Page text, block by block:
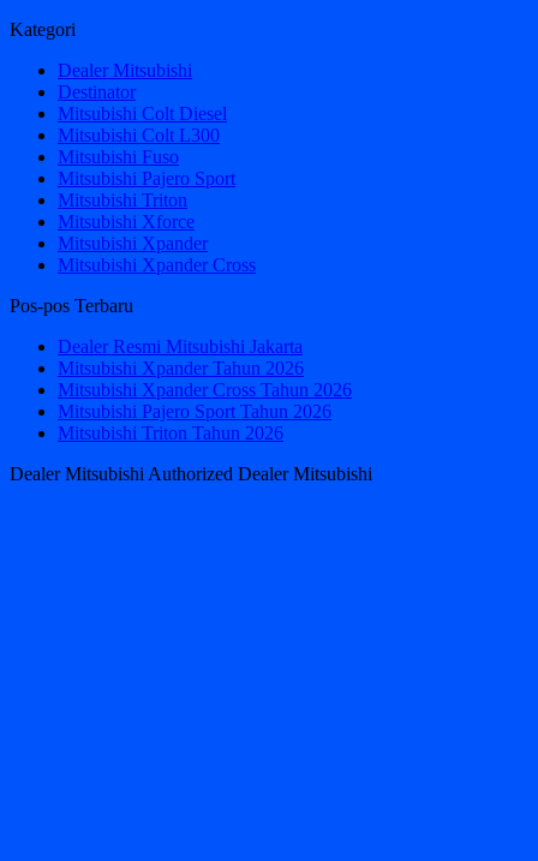
Kategori
Dealer Mitsubishi
Destinator
Mitsubishi Colt Diesel
Mitsubishi Colt L300
Mitsubishi Fuso
Mitsubishi Pajero Sport
Mitsubishi Triton
Mitsubishi Xforce
Mitsubishi Xpander
Mitsubishi Xpander Cross
Pos-pos Terbaru
Dealer Resmi Mitsubishi Jakarta
Mitsubishi Xpander Tahun 2026
Mitsubishi Xpander Cross Tahun 2026
Mitsubishi Pajero Sport Tahun 2026
Mitsubishi Triton Tahun 2026
Dealer Mitsubishi Authorized Dealer Mitsubishi